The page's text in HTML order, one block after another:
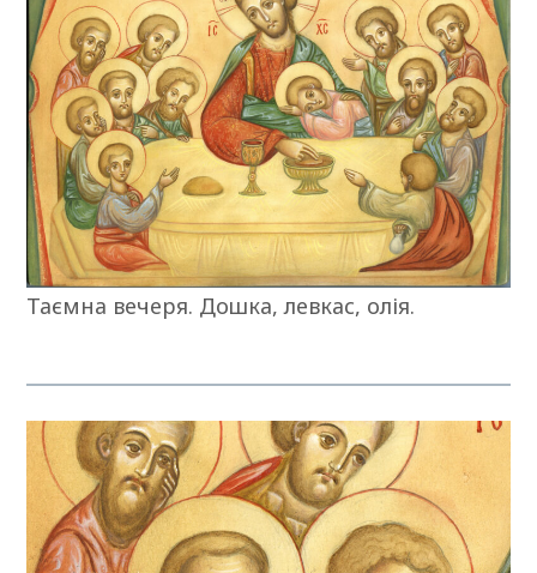
Таємна вечеря. Дошка, левкас, олія.